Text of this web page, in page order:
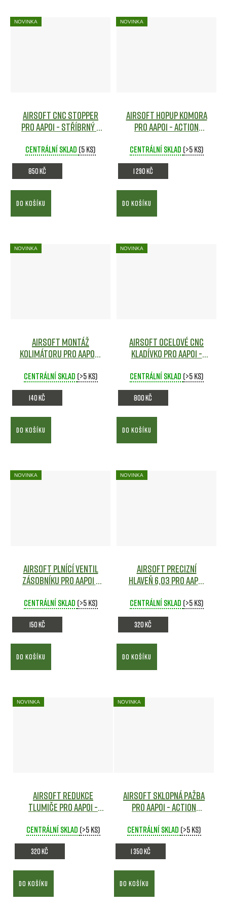
NOVINKA
Airsoft CNC STOPPER
pro AAP01 - STŘÍBRNÝ -
Centrální sklad (5 ks)
850 Kč
DO KOŠÍKU
NOVINKA
Airsoft HopUp komora
pro AAP01 - Action
Centrální sklad (>5 ks)
1 290 Kč
DO KOŠÍKU
NOVINKA
Airsoft montáž
kolimátoru pro AAP01 -
Centrální sklad (>5 ks)
140 Kč
DO KOŠÍKU
NOVINKA
Airsoft ocelové CNC
kladívko pro AAP01 -
Centrální sklad (>5 ks)
800 Kč
DO KOŠÍKU
NOVINKA
Airsoft plnící ventil
zásobníku pro AAP01 -
Centrální sklad (>5 ks)
150 Kč
DO KOŠÍKU
NOVINKA
Airsoft precizní
hlaveň 6,03 pro AAP01
Airsoft
Centrální sklad (>5 ks)
320 Kč
DO KOŠÍKU
NOVINKA
Airsoft redukce
tlumiče pro AAP01 -
Centrální sklad (>5 ks)
320 Kč
DO KOŠÍKU
NOVINKA
Airsoft sklopná pažba
pro AAP01 - Action
Centrální sklad (>5 ks)
1 350 Kč
DO KOŠÍKU